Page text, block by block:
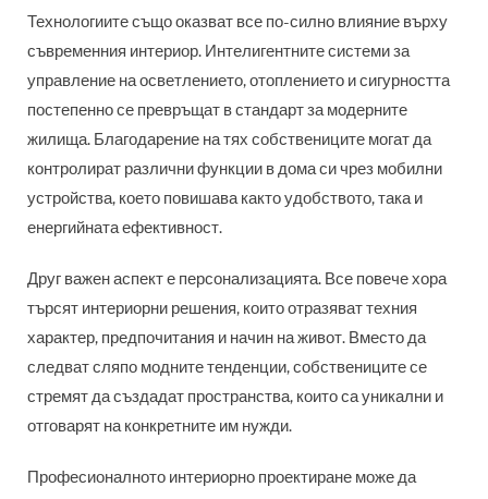
Технологиите също оказват все по-силно влияние върху
съвременния интериор. Интелигентните системи за
управление на осветлението, отоплението и сигурността
постепенно се превръщат в стандарт за модерните
жилища. Благодарение на тях собствениците могат да
контролират различни функции в дома си чрез мобилни
устройства, което повишава както удобството, така и
енергийната ефективност.
Друг важен аспект е персонализацията. Все повече хора
търсят интериорни решения, които отразяват техния
характер, предпочитания и начин на живот. Вместо да
следват сляпо модните тенденции, собствениците се
стремят да създадат пространства, които са уникални и
отговарят на конкретните им нужди.
Професионалното интериорно проектиране може да